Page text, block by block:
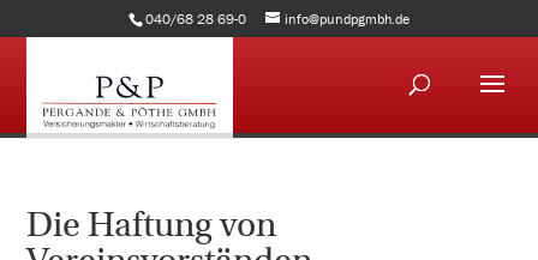
040/68 28 69-0 info@pundpgmbh.de
Die Haftung von